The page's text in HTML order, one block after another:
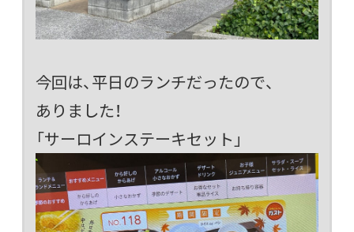
今回は、平日のランチだったので、
ありました！
「サーロインステーキセット」